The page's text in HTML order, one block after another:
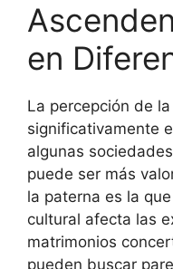
en
La percepción de
significativamente
algunas
puede ser más
la paterna es la
cultural afecta las
matrimonios
pueden buscar